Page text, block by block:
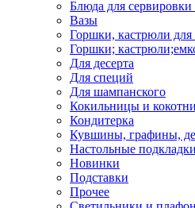
Блюда для
Вазы
Горшки, кастрюли для
Горшки;
Для десерта
Для специй
Для шампанского
Кокильницы и
Кондитерка
Кувшины, графины,
Настольные
Новинки
Подставки
Прочее